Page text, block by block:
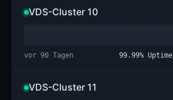
VDS-Cluster 10
vor 90 Tagen 99.99% Uptime
VDS-Cluster 11